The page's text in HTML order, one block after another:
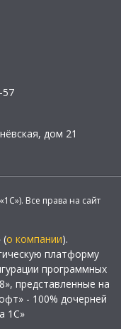
57
дом 21
Все права на сайт
(о компании).
платформу
программных
представленные на
- 100% дочерней
1С»